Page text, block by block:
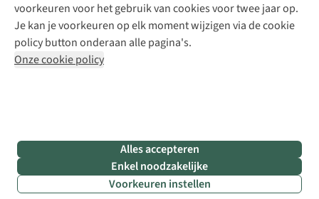
Filter & sorteer
voorkeuren voor het gebruik van cookies voor twee jaar op.
Je kan je voorkeuren op elk moment wijzigen via de cookie
policy button onderaan alle pagina's.
Onze cookie policy
Alles accepteren
Enkel noodzakelijke
Voorkeuren instellen
Disclaimer Privacy Policy
Algemene voorwaarden
Cookie Policy